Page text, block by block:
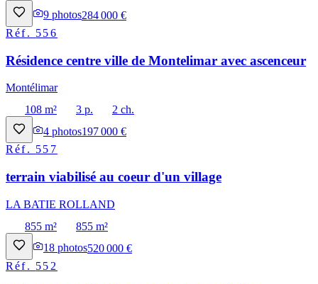
9 photos284 000 €
Réf. 556
Résidence centre ville de Montelimar avec ascenceur
Montélimar
108 m²
3 p.
2 ch.
4 photos197 000 €
Réf. 557
terrain viabilisé au coeur d'un village
LA BATIE ROLLAND
855 m²
855 m²
18 photos520 000 €
Réf. 552